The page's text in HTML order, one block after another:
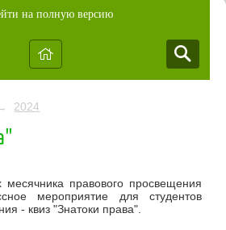
на полную версию
→ 2024
правового просвещения
мероприятие для студентов
- квиз "Знатоки права".